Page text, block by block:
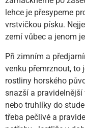
lehce je přesypeme
vrstvičkou písku.
zemí vůbec a jenom
Při zimním a
venku přemrznout, to
rostliny horského
snazší a
nebo truhlíky do
třeba pečlivé a